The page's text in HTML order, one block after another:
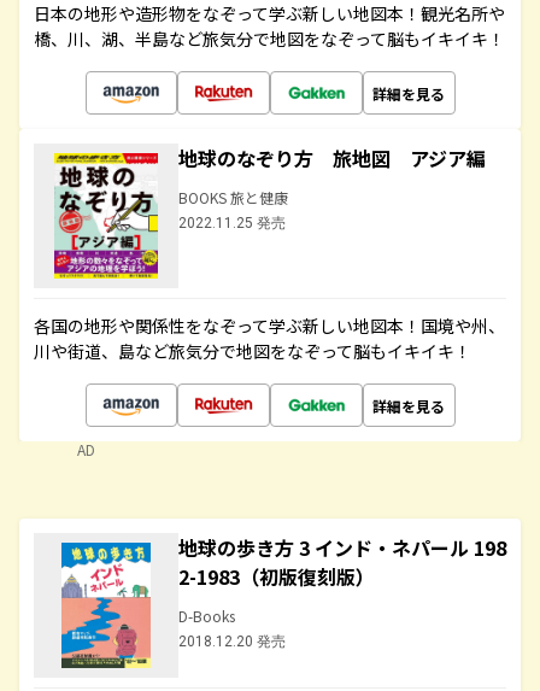
日本の地形や造形物をなぞって学ぶ新しい地図本！観光名所や
橋、川、湖、半島など旅気分で地図をなぞって脳もイキイキ！
詳細を見る
地球のなぞり方 旅地図 アジア編
BOOKS 旅と健康
2022.11.25 発売
各国の地形や関係性をなぞって学ぶ新しい地図本！国境や州、
川や街道、島など旅気分で地図をなぞって脳もイキイキ！
詳細を見る
AD
地球の歩き方 3 インド・ネパール 198
2-1983（初版復刻版）
D-Books
2018.12.20 発売